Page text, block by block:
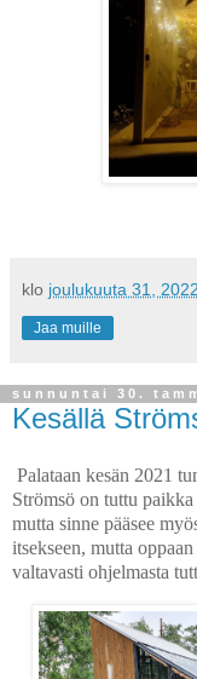
klo joulukuuta 31, 2022
Jaa muille
sunnuntai 30.
Kesällä
Palataan kesän 2021
Strömsö on tuttu
mutta sinne pääsee
itsekseen, mutta
valtavasti ohjelmasta